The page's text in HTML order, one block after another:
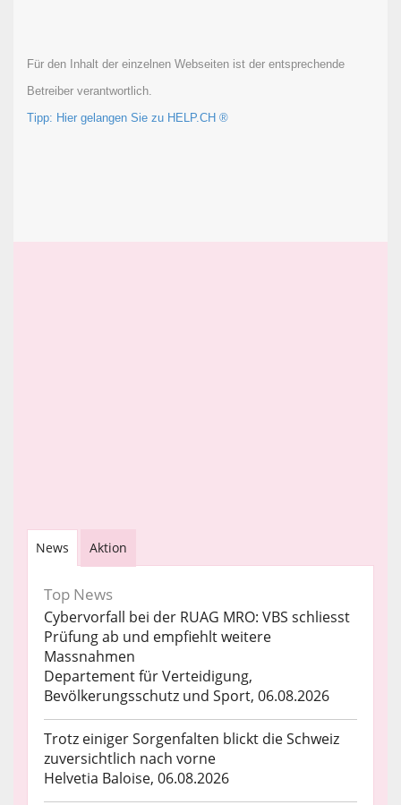
Für den Inhalt der einzelnen Webseiten ist der entsprechende
Betreiber verantwortlich.
Tipp: Hier gelangen Sie zu HELP.CH ®
News Aktion
Top News
Cybervorfall bei der RUAG MRO: VBS schliesst
Prüfung ab und empfiehlt weitere
Massnahmen
Departement für Verteidigung,
Bevölkerungsschutz und Sport, 06.08.2026
Trotz einiger Sorgenfalten blickt die Schweiz
zuversichtlich nach vorne
Helvetia Baloise, 06.08.2026